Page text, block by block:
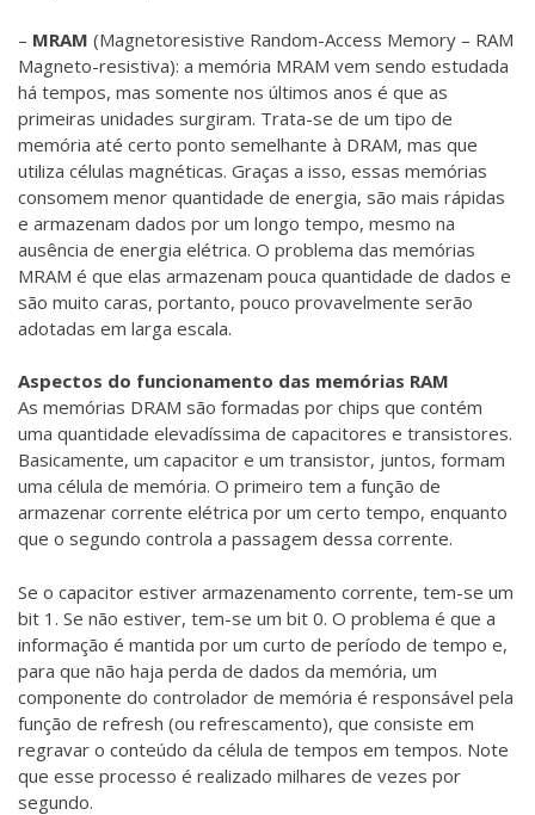
– MRAM (Magnetoresistive Random-Access Memory – RAM
Magneto-resistiva): a memória MRAM vem sendo estudada
há tempos, mas somente nos últimos anos é que as
primeiras unidades surgiram. Trata-se de um tipo de
memória até certo ponto semelhante à DRAM, mas que
utiliza células magnéticas. Graças a isso, essas memórias
consomem menor quantidade de energia, são mais rápidas
e armazenam dados por um longo tempo, mesmo na
ausência de energia elétrica. O problema das memórias
MRAM é que elas armazenam pouca quantidade de dados e
são muito caras, portanto, pouco provavelmente serão
adotadas em larga escala.
Aspectos do funcionamento das memórias RAM
As memórias DRAM são formadas por chips que contém
uma quantidade elevadíssima de capacitores e transistores.
Basicamente, um capacitor e um transistor, juntos, formam
uma célula de memória. O primeiro tem a função de
armazenar corrente elétrica por um certo tempo, enquanto
que o segundo controla a passagem dessa corrente.
Se o capacitor estiver armazenamento corrente, tem-se um
bit 1. Se não estiver, tem-se um bit 0. O problema é que a
informação é mantida por um curto de período de tempo e,
para que não haja perda de dados da memória, um
componente do controlador de memória é responsável pela
função de refresh (ou refrescamento), que consiste em
regravar o conteúdo da célula de tempos em tempos. Note
que esse processo é realizado milhares de vezes por
segundo.